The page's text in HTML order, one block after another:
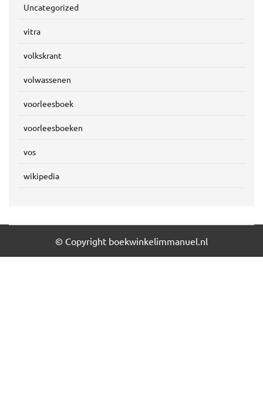
Uncategorized
vitra
volkskrant
volwassenen
voorleesboek
voorleesboeken
vos
wikipedia
© Copyright boekwinkelimmanuel.nl